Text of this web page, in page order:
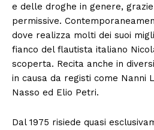
e delle droghe in genere,
permissive.
dove realizza molti dei suoi
fianco del flautista italiano
scoperta. Recita anche in
in causa da registi come Nanni
Nasso ed Elio Petri.
Dal 1975 risiede quasi